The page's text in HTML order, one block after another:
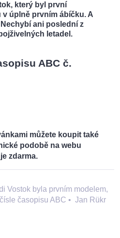
který byl první
úplně prvním ábíčku. A
ani poslední z
letadel.
ABC č.
můžete koupit také
podobě na webu
zdarma.
Vostok byla prvním modelem,
časopisu ABC • Jan Rükr